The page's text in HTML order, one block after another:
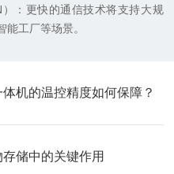
：更快的通信技术将支持大规
工厂等场景。
机的温控精度如何保障？
储中的关键作用